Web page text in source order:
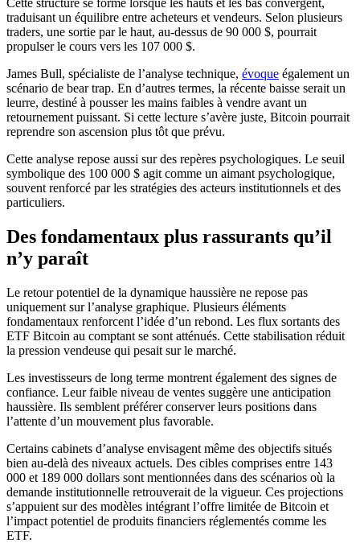
traduisant un équilibre entre acheteurs et vendeurs. Selon plusieurs
traders, une sortie par le haut, au‑dessus de 90 000 $, pourrait
propulser le cours vers les 107 000 $.
James Bull, spécialiste de l’analyse technique, évoque également un
scénario de bear trap. En d’autres termes, la récente baisse serait un
leurre, destiné à pousser les mains faibles à vendre avant un
retournement puissant. Si cette lecture s’avère juste, Bitcoin pourrait
reprendre son ascension plus tôt que prévu.
Cette analyse repose aussi sur des repères psychologiques. Le seuil
symbolique des 100 000 $ agit comme un aimant psychologique,
souvent renforcé par les stratégies des acteurs institutionnels et des
particuliers.
Des fondamentaux plus rassurants qu’il
n’y paraît
Le retour potentiel de la dynamique haussière ne repose pas
uniquement sur l’analyse graphique. Plusieurs éléments
fondamentaux renforcent l’idée d’un rebond. Les flux sortants des
ETF Bitcoin au comptant se sont atténués. Cette stabilisation réduit
la pression vendeuse qui pesait sur le marché.
Les investisseurs de long terme montrent également des signes de
confiance. Leur faible niveau de ventes suggère une anticipation
haussière. Ils semblent préférer conserver leurs positions dans
l’attente d’un mouvement plus favorable.
Certains cabinets d’analyse envisagent même des objectifs situés
bien au-delà des niveaux actuels. Des cibles comprises entre 143
000 et 189 000 dollars sont mentionnées dans des scénarios où la
demande institutionnelle retrouverait de la vigueur. Ces projections
s’appuient sur des modèles intégrant l’offre limitée de Bitcoin et
l’impact potentiel de produits financiers réglementés comme les
ETF.